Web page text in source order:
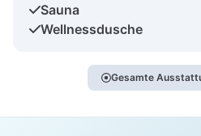
Sauna
Wellnessdusche
Gesamte